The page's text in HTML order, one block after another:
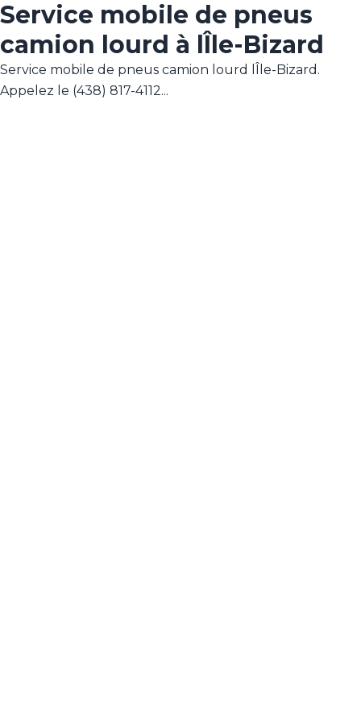
Service mobile de pneus
camion lourd à lÎle-Bizard
Service mobile de pneus camion lourd lÎle-Bizard.
Appelez le (438) 817-4112...